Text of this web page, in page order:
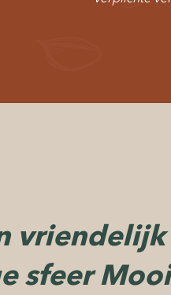
vriendelijk
sfeer
gezellige